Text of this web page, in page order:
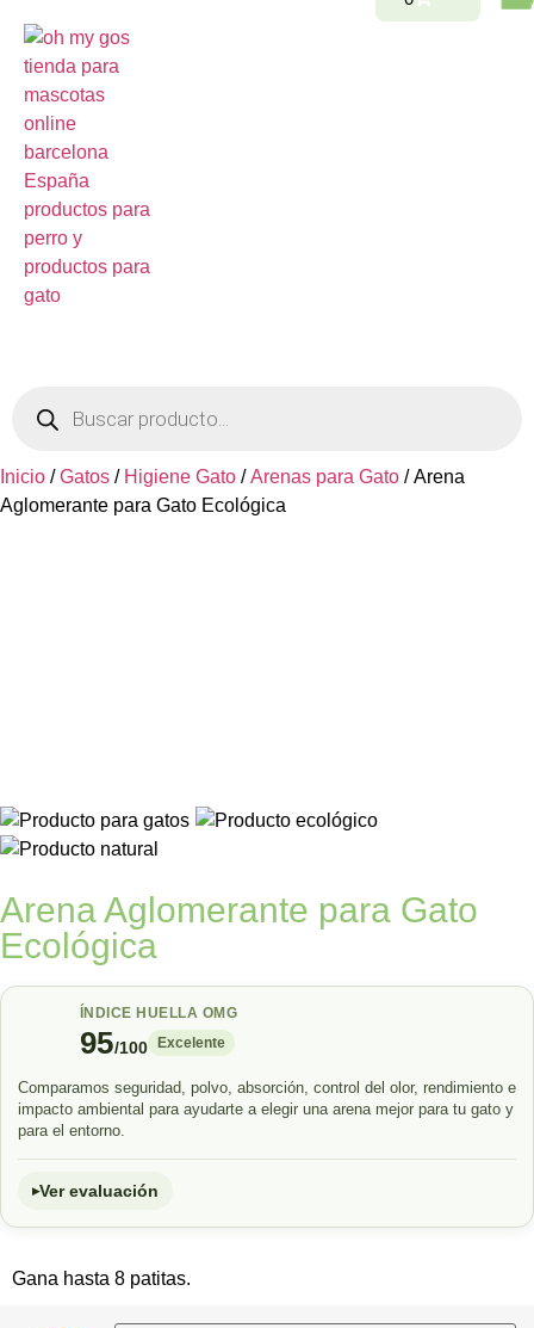
Inicio /Gatos / Higiene Gato /Arenas para Gato / Arena
Aglomerante para Gato Ecológica
Arena Aglomerante para Gato
Ecológica
ÍNDICE HUELLA OMG
95/100 Excelente
Comparamos seguridad, polvo, absorción, control del olor, rendimiento e
impacto ambiental para ayudarte a elegir una arena mejor para tu gato y
para el entorno.
Ver evaluación
Gana hasta 8 patitas.